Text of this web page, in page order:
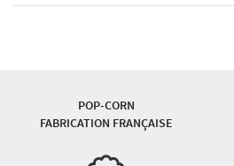
POP-CORN
FABRICATION FRANÇAISE